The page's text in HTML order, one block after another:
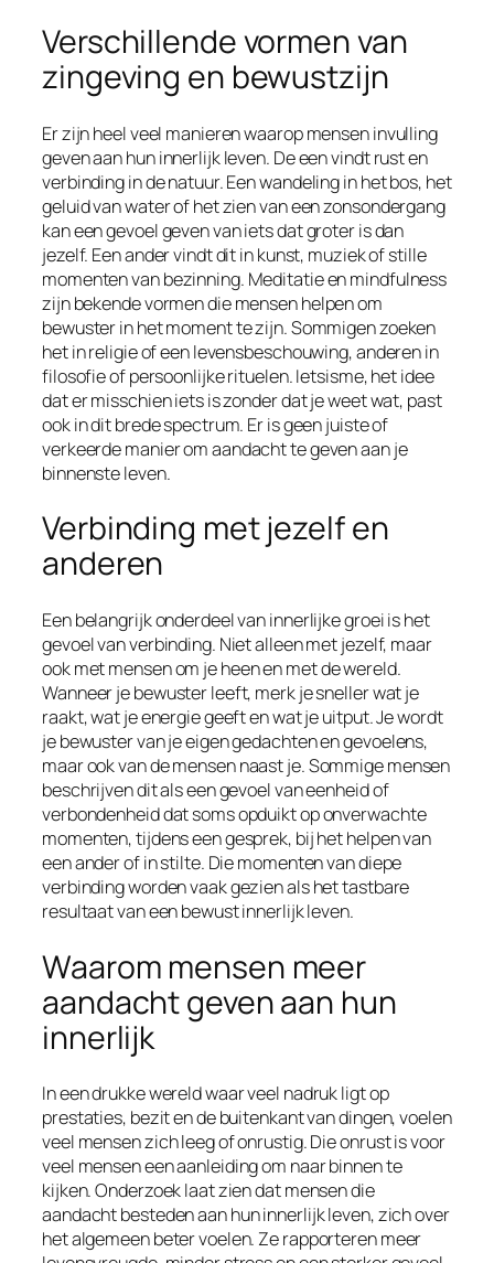
Verschillende vormen van
zingeving en bewustzijn
Er zijn heel veel manieren waarop mensen invulling
geven aan hun innerlijk leven. De een vindt rust en
verbinding in de natuur. Een wandeling in het bos, het
geluid van water of het zien van een zonsondergang
kan een gevoel geven van iets dat groter is dan
jezelf. Een ander vindt dit in kunst, muziek of stille
momenten van bezinning. Meditatie en mindfulness
zijn bekende vormen die mensen helpen om
bewuster in het moment te zijn. Sommigen zoeken
het in religie of een levensbeschouwing, anderen in
filosofie of persoonlijke rituelen. Ietsisme, het idee
dat er misschien iets is zonder dat je weet wat, past
ook in dit brede spectrum. Er is geen juiste of
verkeerde manier om aandacht te geven aan je
binnenste leven.
Verbinding met jezelf en
anderen
Een belangrijk onderdeel van innerlijke groei is het
gevoel van verbinding. Niet alleen met jezelf, maar
ook met mensen om je heen en met de wereld.
Wanneer je bewuster leeft, merk je sneller wat je
raakt, wat je energie geeft en wat je uitput. Je wordt
je bewuster van je eigen gedachten en gevoelens,
maar ook van de mensen naast je. Sommige mensen
beschrijven dit als een gevoel van eenheid of
verbondenheid dat soms opduikt op onverwachte
momenten, tijdens een gesprek, bij het helpen van
een ander of in stilte. Die momenten van diepe
verbinding worden vaak gezien als het tastbare
resultaat van een bewust innerlijk leven.
Waarom mensen meer
aandacht geven aan hun
innerlijk
In een drukke wereld waar veel nadruk ligt op
prestaties, bezit en de buitenkant van dingen, voelen
veel mensen zich leeg of onrustig. Die onrust is voor
veel mensen een aanleiding om naar binnen te
kijken. Onderzoek laat zien dat mensen die
aandacht besteden aan hun innerlijk leven, zich over
het algemeen beter voelen. Ze rapporteren meer